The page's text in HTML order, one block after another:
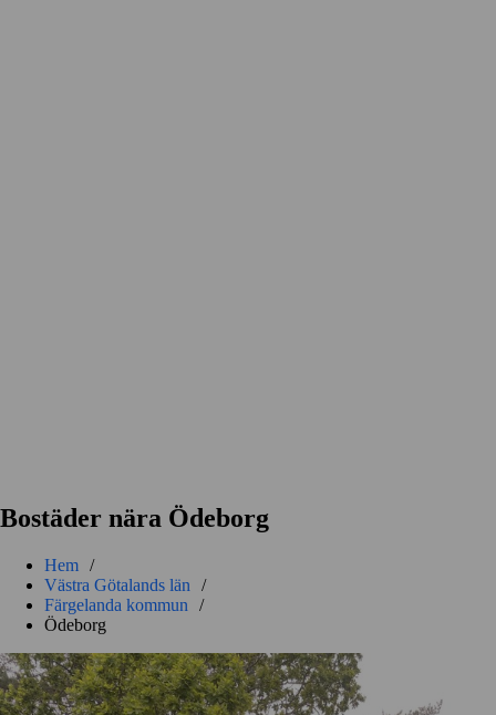
Bostäder nära Ödeborg
Hem /
Västra Götalands län
/
Färgelanda kommun
/
Ödeborg